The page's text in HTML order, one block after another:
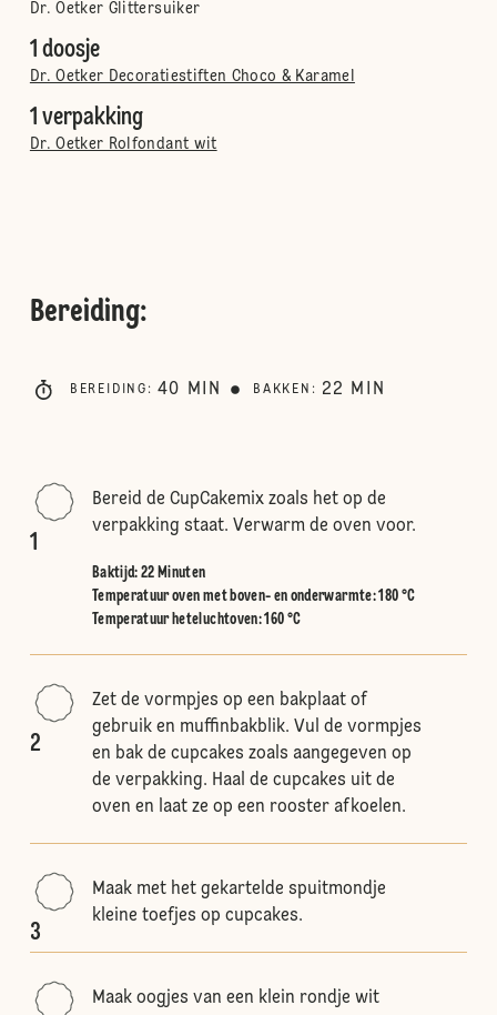
Dr. Oetker Glittersuiker
1 doosje
Dr. Oetker Decoratiestiften Choco & Karamel
1 verpakking
Dr. Oetker Rolfondant wit
Bereiding:
BEREIDING : 40 MIN BAKKEN : 22 MIN
1
Bereid de CupCakemix zoals het op de
verpakking staat. Verwarm de oven voor.
Baktijd: 22 Minuten
Temperatuur oven met boven- en onderwarmte:180 °C
Temperatuur heteluchtoven:160 °C
2
Zet de vormpjes op een bakplaat of
gebruik en muffinbakblik. Vul de vormpjes
en bak de cupcakes zoals aangegeven op
de verpakking. Haal de cupcakes uit de
oven en laat ze op een rooster afkoelen.
3
Maak met het gekartelde spuitmondje
kleine toefjes op cupcakes.
Maak oogjes van een klein rondje wit